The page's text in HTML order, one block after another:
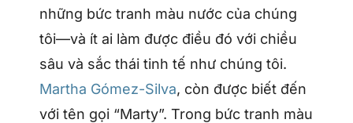
những bức tranh màu nước của chúng
tôi—và ít ai làm được điều đó với chiều
sâu và sắc thái tinh tế như chúng tôi.
Martha Gómez-Silva, còn được biết đến
với tên gọi “Marty”. Trong bức tranh màu